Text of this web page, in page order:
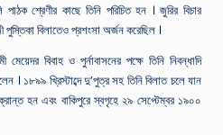
পাঠক শ্রেণীর কাছে তিনি পরিচিত হন । জুরির বিচার
পুস্তিকা বিলাতেও প্রশংসা অর্জন করেছিল ।
মেয়েদর বিবাহ ও পুর্নাবাসনের পক্ষে তিনি নিবন্ধাদি
। ১৮৯৯ খ্রিস্টাব্দে দু’পুত্র সহ তিনি বিলাত চলে যান
হন এবং বাকিপুরে স্বগৃহে ২৯ সেপ্টেম্বর ১৯০০